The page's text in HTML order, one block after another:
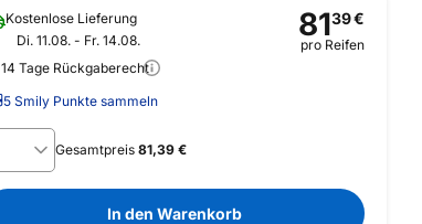
Kostenlose Lieferung
Di. 11.08. - Fr. 14.08.
14 Tage Rückgaberecht
5 Smily Punkte sammeln
8139€
pro Reifen
Gesamtpreis 81,39 €
In den Warenkorb